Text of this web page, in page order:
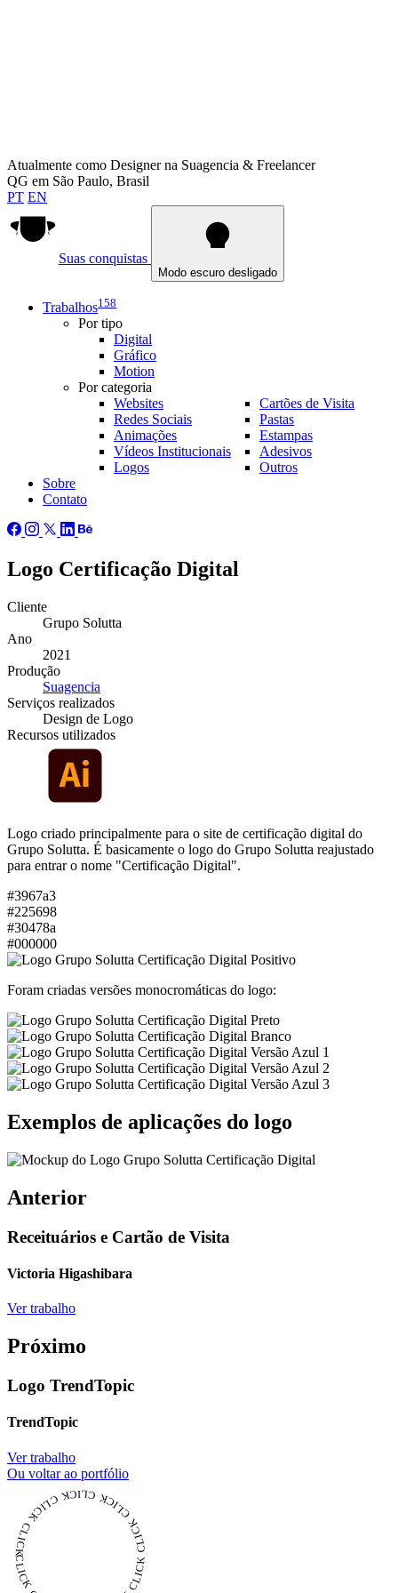
Atualmente como Designer na Suagencia & Freelancer
QG em São Paulo, Brasil
PT EN
Suas conquistas
Modo escuro desligado
Trabalhos158
Por tipo
Digital
Gráfico
Motion
Por categoria
Websites
Redes Sociais
Animações
Vídeos Institucionais
Logos
Cartões de Visita
Pastas
Estampas
Adesivos
Outros
Sobre
Contato
Logo Certificação Digital
Cliente
Grupo Solutta
Ano
2021
Produção
Suagencia
Serviços realizados
Design de Logo
Recursos utilizados
Logo criado principalmente para o site de certificação digital do
Grupo Solutta. É basicamente o logo do Grupo Solutta reajustado
para entrar o nome "Certificação Digital".
#3967a3
#225698
#30478a
#000000
Foram criadas versões monocromáticas do logo:
Exemplos de aplicações do logo
Anterior
Receituários e Cartão de Visita
Victoria Higashibara
Ver trabalho
Próximo
Logo TrendTopic
TrendTopic
Ver trabalho
Ou voltar ao portfólio
CLICK CLICK CLICK CLICK CLICK CLICK CLICK CLICK CLICK CLICK CLICK